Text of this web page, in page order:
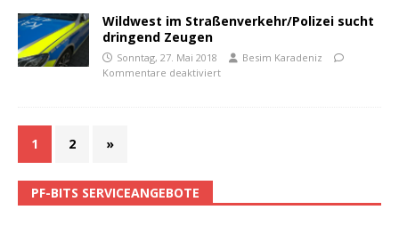
Wildwest im Straßenverkehr/Polizei sucht
dringend Zeugen
Sonntag, 27. Mai 2018
Besim Karadeniz
Kommentare deaktiviert
1 2 »
PF-BITS SERVICEANGEBOTE